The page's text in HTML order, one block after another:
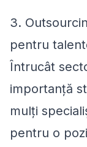
3.
pentru
Întrucât
importanță
mulți
pentru o